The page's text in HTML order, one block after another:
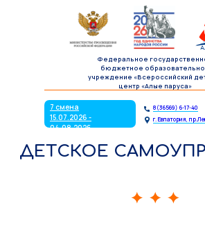
Федеральное
бюджетное
учреждение «Всероссийский
центр «Алые паруса»
8(36569) 6-17-40
7 смена
15.07.2026 -
04.08.2026
г. Евпатория,
8(36569) 6-17-40
15.07.2026 -
г. Евпатория,
ДЕТСКОЕ